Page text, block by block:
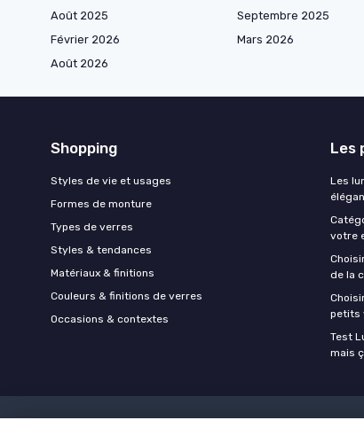
Août 2025
Septembre 2025
Février 2026
Mars 2026
Août 2026
Shopping
Styles de vie et usages
Formes de monture
Types de verres
Styles & tendances
Matériaux & finitions
Couleurs & finitions de verres
Occasions & contextes
Les
Les
votre
de la
petits
Test
mais